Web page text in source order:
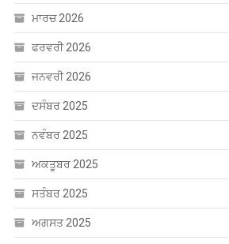
ਮਾਰਚ 2026
ਫਰਵਰੀ 2026
ਜਨਵਰੀ 2026
ਦਸੰਬਰ 2025
ਨਵੰਬਰ 2025
ਅਕਤੂਬਰ 2025
ਸਤੰਬਰ 2025
ਅਗਸਤ 2025